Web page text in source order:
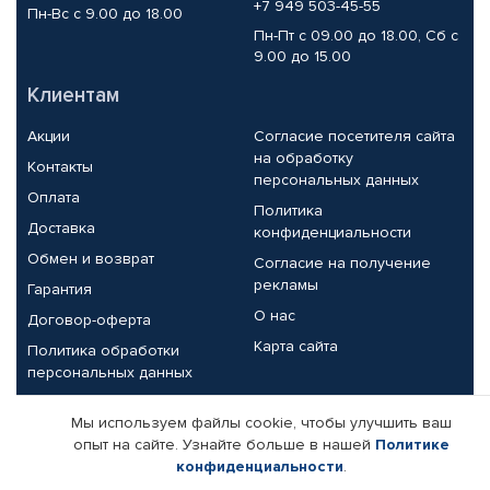
Пн-Вс с 9.00 до 18.00
+7 949 503-45-55
Пн-Пт с 09.00 до 18.00, Сб с
9.00 до 15.00
Клиентам
Акции
Контакты
Оплата
Доставка
Обмен и возврат
Гарантия
Договор-оферта
Политика обработки
персональных данных
Согласие посетителя сайта
на обработку
персональных данных
Политика
конфиденциальности
Согласие на получение
рекламы
О нас
Карта сайта
Партнерам
Корпоративным клиентам
Реквизиты компании
Мы используем файлы cookie, чтобы улучшить ваш
опыт на сайте. Узнайте больше в нашей Политике
конфиденциальности.